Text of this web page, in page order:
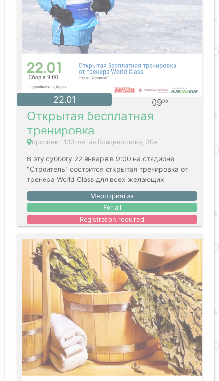
22.01 0900
Открытая бесплатная
тренировка
​проспект 100-летия Владивостока, 30е
В эту субботу 22 января в 9:00 на стадионе
"Строитель" состоится открытая тренировка от
тренера World Class для всех желающих
Мероприятие
For all
Registration required